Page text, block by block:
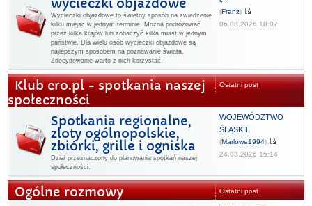
wycieczki objazdowe
Wycieczki objazdowe to świetny sposób na zwiedzenie
kilku miejsc w jednym terminie. Można podróżować
przez kilka krajów lub zobaczyć kilka miast w jednym
państwie. Dla wielu osób wycieczki objazdowe są
najlepszym sposobem na poznawanie świata.
Zdecydowanie warto z nich korzystać.
(Franz)
06.08.2026 18:07
Klub cro.pl - spotkania naszej
społeczności
Ostatni post
Spotkania regionalne,
zloty ogólnopolskie,
zbiórki, grille i ogniska
Dział przeznaczony do planowania spotkań naszej
społeczności.
WOJEWÓDZTWO
ŚLĄSKIE
(Marlowe1994)
24.03.2026 15:14
Ogólne rozmowy Ostatni post